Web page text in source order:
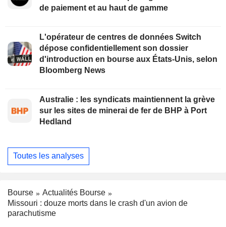
de paiement et au haut de gamme
L'opérateur de centres de données Switch
dépose confidentiellement son dossier
d'introduction en bourse aux États-Unis, selon
Bloomberg News
Australie : les syndicats maintiennent la grève
sur les sites de minerai de fer de BHP à Port
Hedland
Toutes les analyses
Bourse
Actualités Bourse
Missouri : douze morts dans le crash d'un avion de
parachutisme